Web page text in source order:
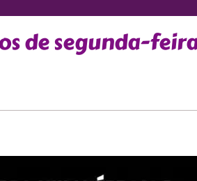
de segunda-